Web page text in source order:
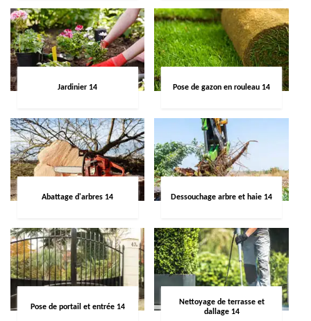
Jardinier 14 Pose de gazon en rouleau 14
Abattage d'arbres 14 Dessouchage arbre et haie 14
Pose de portail et entrée 14
Nettoyage de terrasse et
dallage 14